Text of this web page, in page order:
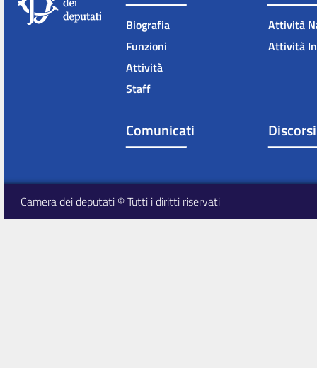
Biografia
Funzioni
Attività
Staff
Attività
Attività
Comunicati Discorsi
Camera dei deputati © Tutti i diritti riservati